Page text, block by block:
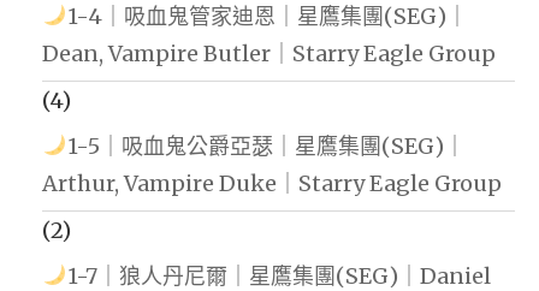
1-4｜吸血鬼管家迪恩｜星鷹集團(SEG)｜
Dean, Vampire Butler｜Starry Eagle Group
(4)
1-5｜吸血鬼公爵亞瑟｜星鷹集團(SEG)｜
Arthur, Vampire Duke｜Starry Eagle Group
(2)
1-7｜狼人丹尼爾｜星鷹集團(SEG)｜Daniel